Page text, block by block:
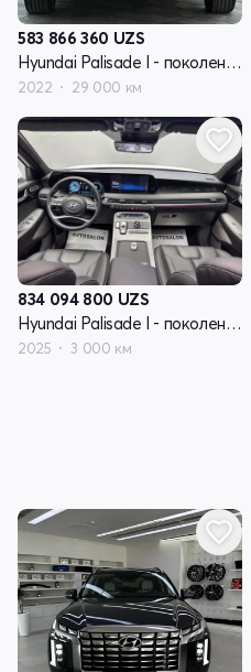
583 866 360 UZS
Hyundai Palisade I - поколение
2022 29 000 км
834 094 800 UZS
Hyundai Palisade I - поколение рестайлинг
2025 3 000 км